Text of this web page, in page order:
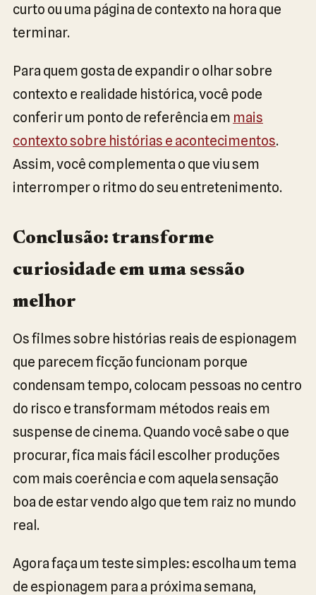
curto ou uma página de contexto na hora que
terminar.
Para quem gosta de expandir o olhar sobre
contexto e realidade histórica, você pode
conferir um ponto de referência em mais
contexto sobre histórias e acontecimentos.
Assim, você complementa o que viu sem
interromper o ritmo do seu entretenimento.
Conclusão: transforme
curiosidade em uma sessão
melhor
Os filmes sobre histórias reais de espionagem
que parecem ficção funcionam porque
condensam tempo, colocam pessoas no centro
do risco e transformam métodos reais em
suspense de cinema. Quando você sabe o que
procurar, fica mais fácil escolher produções
com mais coerência e com aquela sensação
boa de estar vendo algo que tem raiz no mundo
real.
Agora faça um teste simples: escolha um tema
de espionagem para a próxima semana,